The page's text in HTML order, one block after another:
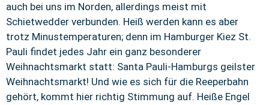
auch bei uns im Norden, allerdings meist mit
Schietwedder verbunden. Heiß werden kann es aber
trotz Minustemperaturen; denn im Hamburger Kiez St.
Pauli findet jedes Jahr ein ganz besonderer
Weihnachtsmarkt statt: Santa Pauli-Hamburgs geilster
Weihnachtsmarkt! Und wie es sich für die Reeperbahn
gehört, kommt hier richtig Stimmung auf. Heiße Engel